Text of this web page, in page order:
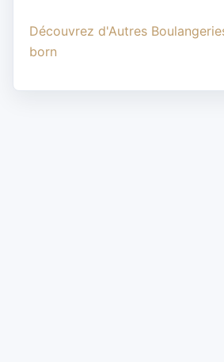
Découvrez d'Autres
born